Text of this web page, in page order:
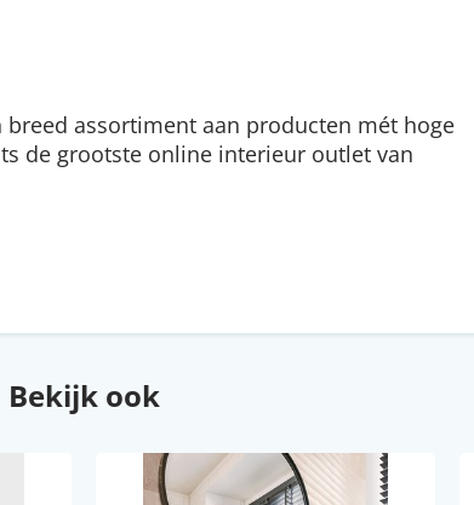
assortiment aan producten mét hoge
de grootste online interieur outlet van
Bekijk ook